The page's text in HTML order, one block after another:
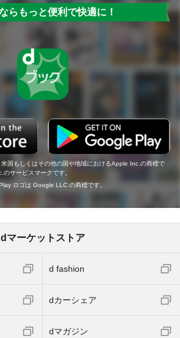
らもっと便利で快適に！
国もしくはその他の国や地域におけるApple Inc.の商標で
サービスマークです。
ロゴは Google LLC の商標です。
dマーケットストア
d fashion
dカーシェア
dマガジン